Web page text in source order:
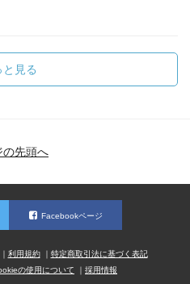
と見る
の先頭へ
Facebookページ
利用規約
特定商取引法に基づく表記
の使用について 採用情報